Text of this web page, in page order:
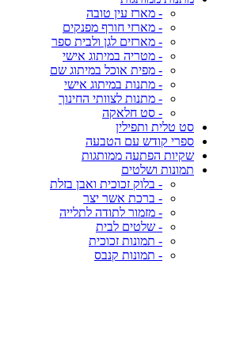
- מארז עין טובה
- מארזי חורף מפנקים
- מארזים לגן ולבית ספר
- מטריה במיתוג אישי
- מפית אוכל במיתוג שם
- מתנות במיתוג אישי
- מתנות לצוותי החינוך
- סט חלאקה
סט טלית ותפילין
ספרי קודש עם הטבעה
שקיות הפתעה ממותגות
תמונות ושלטים
- בלוק זכוכית ואבן בזלת
- ברכת אשר יצר
- מזמור לתודה לתלייה
- שלטים לבית
- תמונות זכוכית
- תמונות קנבס